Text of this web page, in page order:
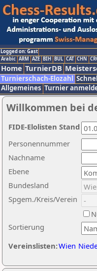
Logged on: Gast
Arabic ARM AZE BIH BUL CAT CHN
Home TurnierDB
Turnierschach-Elozahl
Allgemeines Turnier
Willkommen bei
Nachname
Ebene
Sortierung
Personennummer
Bundesland
Spgem./Kreis/Verein
Vereinslisten:Wien
FIDE-Elolisten Stand